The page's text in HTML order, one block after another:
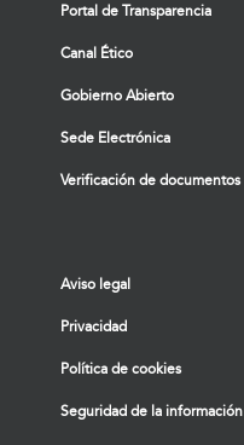
Portal de Transparencia
Canal Ético
Gobierno Abierto
Sede Electrónica
Verificación de documentos
Aviso legal
Privacidad
Política de cookies
Seguridad de la información